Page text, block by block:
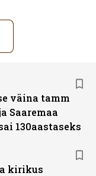
väina tamm
Saaremaa
130aastaseks
kirikus